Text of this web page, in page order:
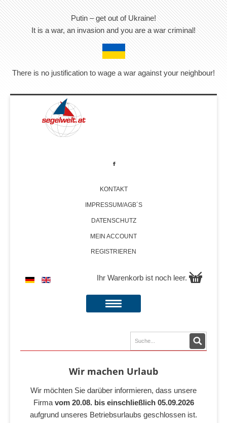
Putin – get out of Ukraine!
It is a war, an invasion and you are a war criminal!
There is no justification to wage a war against your neighbour!
KONTAKT
IMPRESSUM/AGB´S
DATENSCHUTZ
MEIN ACCOUNT
REGISTRIEREN
Ihr Warenkorb ist noch leer.
Wir machen Urlaub
Wir möchten Sie darüber informieren, dass unsere
Firma vom 20.08. bis einschließlich 05.09.2026
aufgrund unseres Betriebsurlaubs geschlossen ist.